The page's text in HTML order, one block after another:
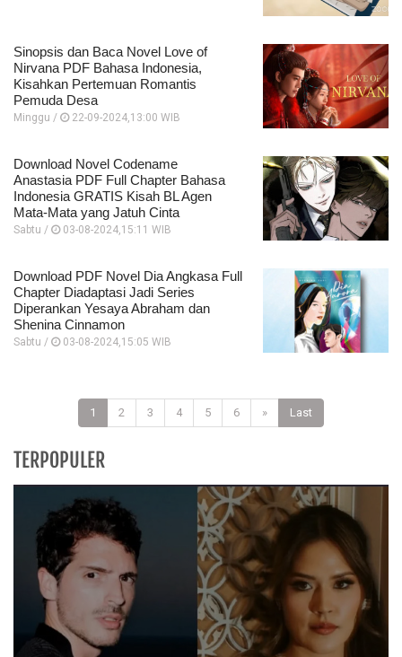
Sinopsis dan Baca Novel Love of
Nirvana PDF Bahasa Indonesia,
Kisahkan Pertemuan Romantis
Pemuda Desa
Minggu / 22-09-2024,13:00 WIB
Download Novel Codename
Anastasia PDF Full Chapter Bahasa
Indonesia GRATIS Kisah BL Agen
Mata-Mata yang Jatuh Cinta
Sabtu / 03-08-2024,15:11 WIB
Download PDF Novel Dia Angkasa Full
Chapter Diadaptasi Jadi Series
Diperankan Yesaya Abraham dan
Shenina Cinnamon
Sabtu / 03-08-2024,15:05 WIB
1 2 3 4 5 6 » Last
TERPOPULER